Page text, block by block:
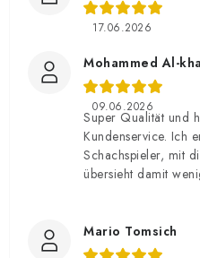
17.06.2026
Mohammed Al-
09.06.2026
Super Qualität und
Kundenservice. Ich
Schachspieler, mit
übersieht damit
Mario Tomsich